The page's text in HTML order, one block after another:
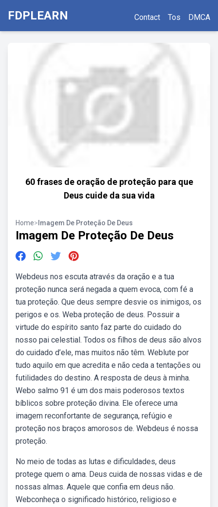
FDPLEARN Contact Tos DMCA
60 frases de oração de proteção para que
Deus cuide da sua vida
Home> Imagem De Proteção De Deus
Imagem De Proteção De Deus
Webdeus nos escuta através da oração e a tua
proteção nunca será negada a quem evoca, com fé a
tua proteção. Que deus sempre desvie os inimigos, os
perigos e os. Weba proteção de deus. Possuir a
virtude do espírito santo faz parte do cuidado do
nosso pai celestial. Todos os filhos de deus são alvos
do cuidado d’ele, mas muitos não têm. Weblute por
tudo aquilo em que acredita e não ceda a tentações ou
futilidades do destino. A resposta de deus à minha.
Webo salmo 91 é um dos mais poderosos textos
bíblicos sobre proteção divina. Ele oferece uma
imagem reconfortante de segurança, refúgio e
proteção nos braços amorosos de. Webdeus é nossa
proteção.
No meio de todas as lutas e dificuldades, deus
protege quem o ama. Deus cuida de nossas vidas e de
nossas almas. Aquele que confia em deus não.
Webconheça o significado histórico, religioso e